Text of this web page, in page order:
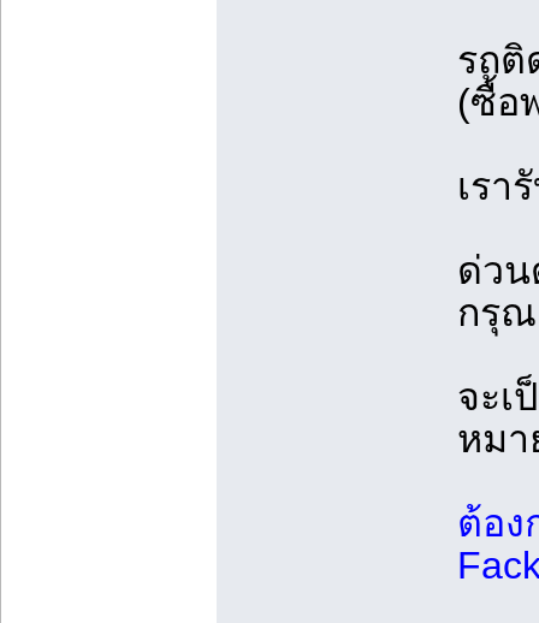
รถติ
(ซื้อ
เรา
ด่วน
กรุณ
จะเ
หมา
ต้อง